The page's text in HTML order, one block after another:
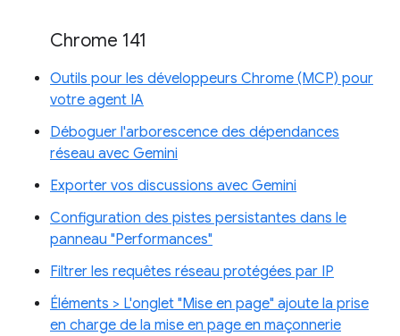
Chrome 141
Outils pour les développeurs Chrome (MCP) pour
votre agent IA
Déboguer l'arborescence des dépendances
réseau avec Gemini
Exporter vos discussions avec Gemini
Configuration des pistes persistantes dans le
panneau "Performances"
Filtrer les requêtes réseau protégées par IP
Éléments > L'onglet "Mise en page" ajoute la prise
en charge de la mise en page en maçonnerie